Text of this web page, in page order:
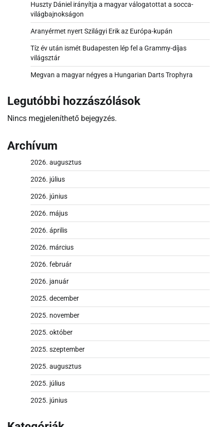
Huszty Dániel irányítja a magyar válogatottat a socca-
világbajnokságon
Aranyérmet nyert Szilágyi Erik az Európa-kupán
Tíz év után ismét Budapesten lép fel a Grammy-díjas
világsztár
Megvan a magyar négyes a Hungarian Darts Trophyra
Legutóbbi hozzászólások
Nincs megjeleníthető bejegyzés.
Archívum
2026. augusztus
2026. július
2026. június
2026. május
2026. április
2026. március
2026. február
2026. január
2025. december
2025. november
2025. október
2025. szeptember
2025. augusztus
2025. július
2025. június